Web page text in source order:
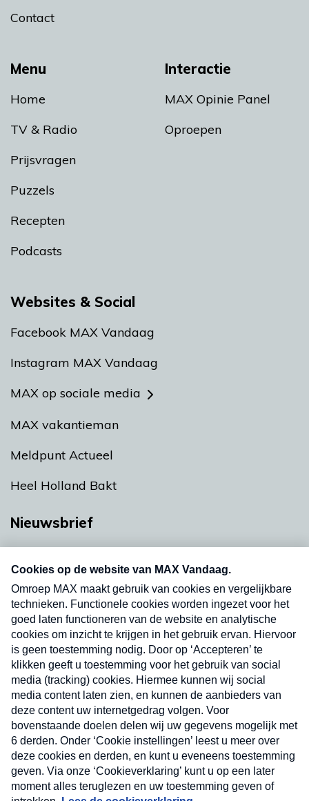
Menu
Home
TV & Radio
Prijsvragen
Puzzels
Recepten
Podcasts
Interactie
MAX Opinie Panel
Oproepen
Contact
Websites & Social
Facebook MAX Vandaag
Instagram MAX Vandaag
MAX op sociale media
MAX vakantieman
Meldpunt Actueel
Heel Holland Bakt
Nieuwsbrief
nieuwsbrief. Elke vrijdag- en dinsdagochtend in
uw mailbox.
Verzend
Nieuwsbrief
Neem hier een gratis abonnement op onze
nieuwsbrief. Elke vrijdag- en dinsdagochtend in uw